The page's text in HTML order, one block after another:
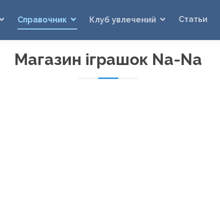
Справочник Клуб увлечений Статьи
Магазин іграшок Na-Na